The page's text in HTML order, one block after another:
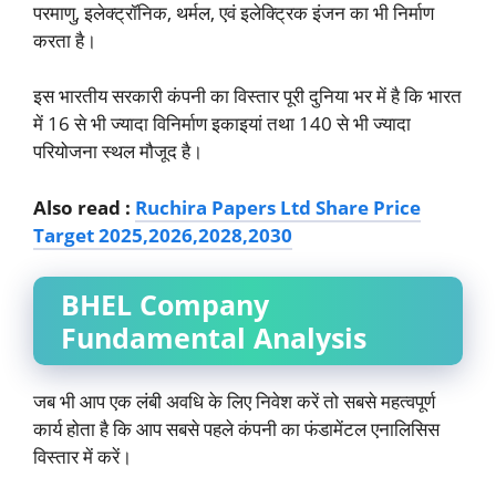
परमाणु, इलेक्ट्रॉनिक, थर्मल, एवं इलेक्ट्रिक इंजन का भी निर्माण
करता है।
इस भारतीय सरकारी कंपनी का विस्तार पूरी दुनिया भर में है कि भारत
में 16 से भी ज्यादा विनिर्माण इकाइयां तथा 140 से भी ज्यादा
परियोजना स्थल मौजूद है।
Also read : Ruchira Papers Ltd Share Price
Target 2025,2026,2028,2030
BHEL Company
Fundamental Analysis
जब भी आप एक लंबी अवधि के लिए निवेश करें तो सबसे महत्वपूर्ण
कार्य होता है कि आप सबसे पहले कंपनी का फंडामेंटल एनालिसिस
विस्तार में करें।